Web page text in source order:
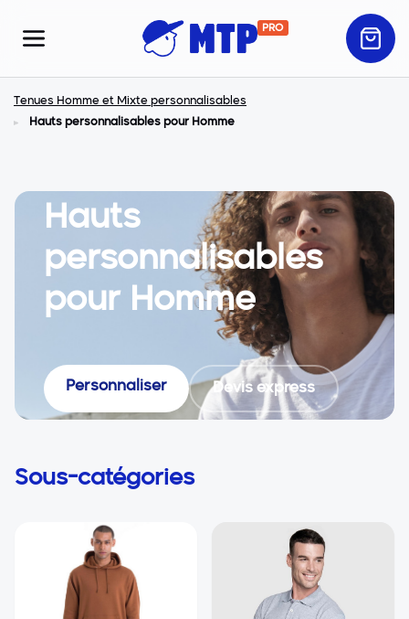
PRO
Tenues Homme et Mixte personnalisables
Hauts personnalisables pour Homme
Hauts
personnalisables
pour Homme
Personnaliser Devis express
Sous-catégories